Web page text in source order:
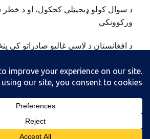
د سوال کولو ډیجیټلي کجکول، او د
ورکوونکي
د افغانستان د لاسي غالیو صادراتو کې